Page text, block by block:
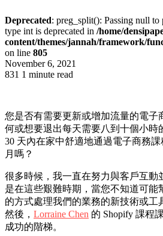
Deprecated: preg_split(): Passing null
type int is deprecated in /home/
content/themes/jannah/framework/
on line 805
November 6, 2021
831 1 minute read
您是否有需要更新或增加流量的電子
何或想要退出每天需要八到十個小時
30 天內在家中舒適地通過電子商務課
月嗎？
很多時候，我一直在努力與客戶互動
是在這些艱難時期，當您不知道可能
的方式處理我們的業務的新技術或工
然後， Lorraine Chen 的 Shopify 課程
成功的階梯。